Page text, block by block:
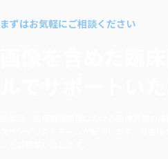
シェア
まずはお気軽にご相談ください